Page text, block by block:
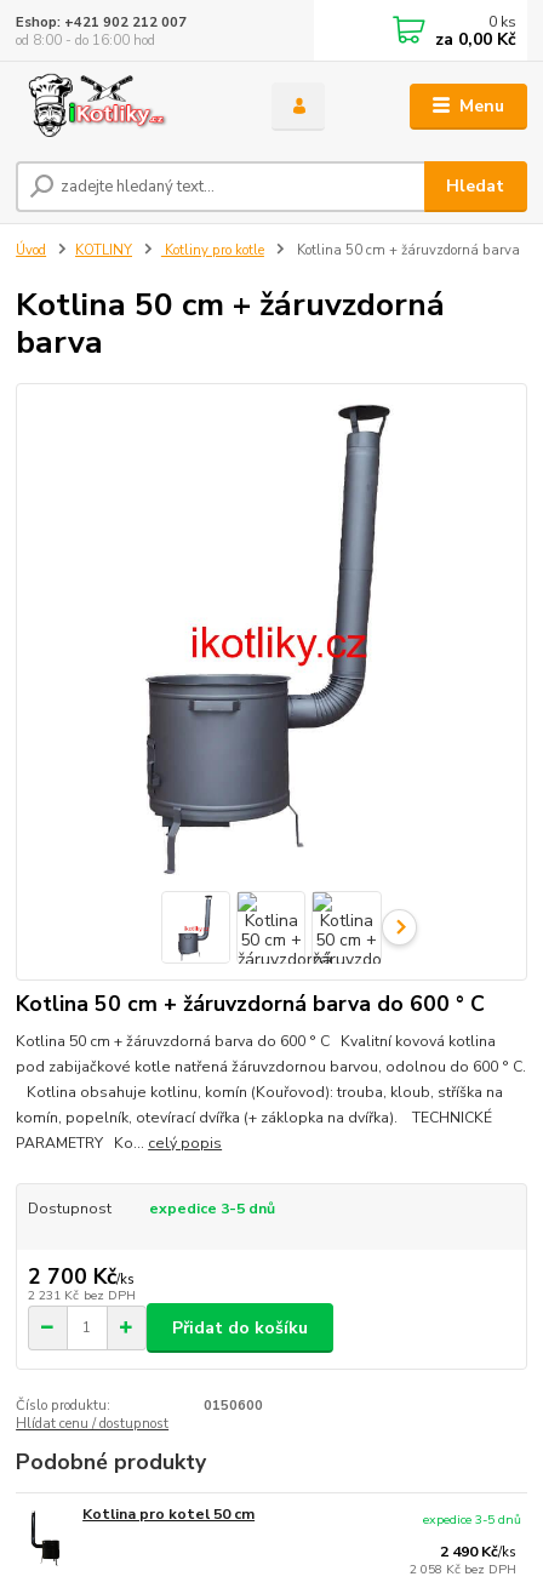
Menu
Hledat
Eshop: +421 902 212 007
od 8:00 - do 16:00 hod
0 ks
za 0,00 Kč
Úvod KOTLINY Kotliny pro kotle Kotlina 50 cm + žáruvzdorná barva
Kotlina 50 cm + žáruvzdorná
barva
Kotlina 50 cm + žáruvzdorná barva do 600 ° C
Kotlina 50 cm + žáruvzdorná barva do 600 ° C Kvalitní kovová kotlina
pod zabijačkové kotle natřená žáruvzdornou barvou, odolnou do 600 ° C.
Kotlina obsahuje kotlinu, komín (Kouřovod): trouba, kloub, stříška na
komín, popelník, otevírací dvířka (+ záklopka na dvířka). TECHNICKÉ
PARAMETRY Ko... celý popis
Dostupnost expedice 3-5 dnů
2 700 Kč/ks
2 231 Kč bez DPH
Přidat do košíku
Číslo produktu:
0150600
Hlídat cenu / dostupnost
Podobné produkty
Kotlina pro kotel 50 cm
2 490 Kč/ks
2 058 Kč bez DPH
expedice 3-5 dnů